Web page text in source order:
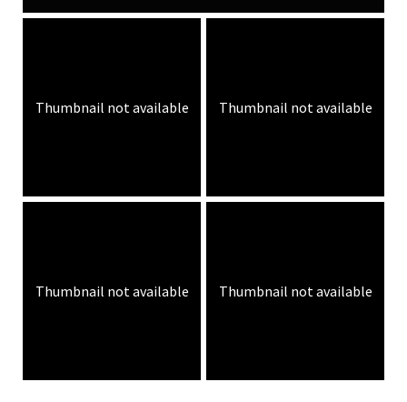
Thumbnail not available Thumbnail not available
Thumbnail not available Thumbnail not available